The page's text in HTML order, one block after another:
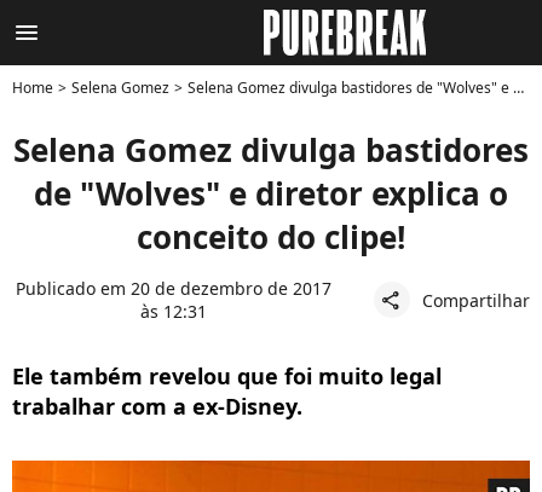
menu
Home Selena Gomez Selena Gomez divulga bastidores de "Wolves" e diretor explica o conceito do clipe!
Selena Gomez divulga bastidores
de "Wolves" e diretor explica o
conceito do clipe!
Publicado em 20 de dezembro de 2017
às 12:31
share Compartilhar
Ele também revelou que foi muito legal
trabalhar com a ex-Disney.